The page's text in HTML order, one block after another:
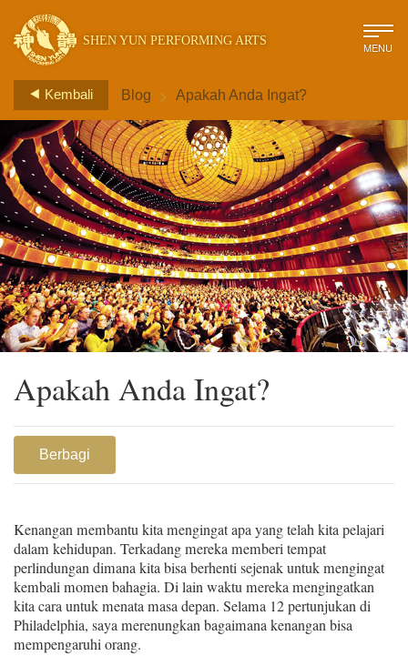
SHEN YUN PERFORMING ARTS MENU
Kembali Blog > Apakah Anda Ingat?
Apakah Anda Ingat?
Berbagi
Kenangan membantu kita mengingat apa yang telah kita pelajari
dalam kehidupan. Terkadang mereka memberi tempat
perlindungan dimana kita bisa berhenti sejenak untuk mengingat
kembali momen bahagia. Di lain waktu mereka mengingatkan
kita cara untuk menata masa depan. Selama 12 pertunjukan di
Philadelphia, saya merenungkan bagaimana kenangan bisa
mempengaruhi orang.